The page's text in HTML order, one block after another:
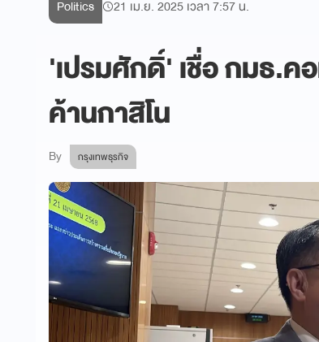
Politics 21 เม.ย. 2025 เวลา 7:57 น.
'เปรมศักดิ์' เชื่อ กมธ.ค
ค้านกาสิโน
By กรุงเทพธุรกิจ